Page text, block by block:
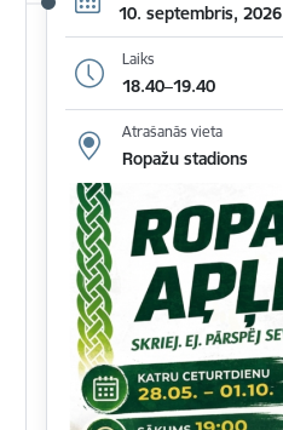
10. septembris, 2026
Laiks
18.40–19.40
Atrašanās vieta
Ropažu stadions